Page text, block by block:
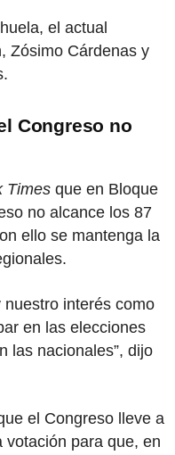
el actual
Zósimo Cárdenas y
Congreso no
Times que en Bloque
no alcance los 87
ello se mantenga la
nuestro interés como
en las elecciones
las nacionales”, dijo
el Congreso lleve a
votación para que, en